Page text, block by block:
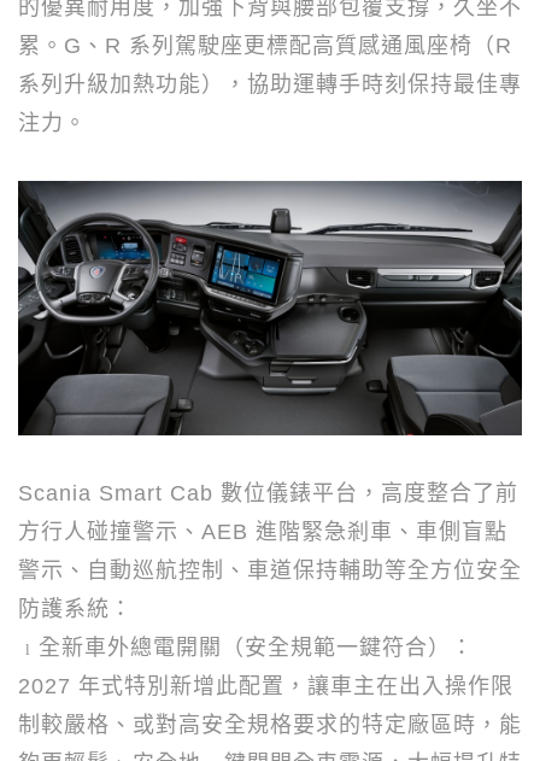
的優異耐用度，加強下背與腰部包覆支撐，久坐不
累。 G 、 R 系列駕駛座更標配高質感通風座椅（R
系列升級加熱功能），協助運轉手時刻保持最佳專
注力。
Scania Smart Cab 數位儀錶平台，高度整合了前
方行人碰撞警示、 AEB 進階緊急剎車、車側盲點
警示、自動巡航控制、車道保持輔助等全方位安全
防護系統：
l 全新車外總電開關（安全規範一鍵符合）：
2027 年式特別新增此配置，讓車主在出入操作限
制較嚴格、或對高安全規格要求的特定廠區時，能